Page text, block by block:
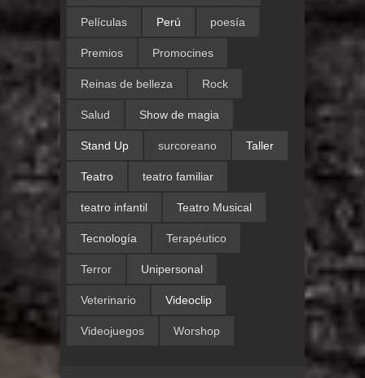
Películas Perú poesía
Premios Promocines
Reinas de belleza Rock
Salud Show de magia
Stand Up surcoreano Taller
Teatro teatro familiar
teatro infantil Teatro Musical
Tecnología Terapéutico
Terror Unipersonal
Veterinario Videoclip
Videojuegos Worshop